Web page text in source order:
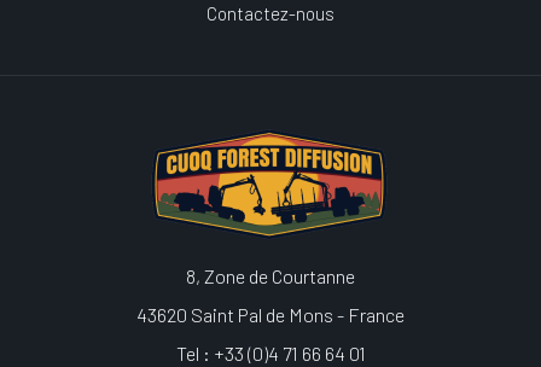
Contactez-nous
8, Zone de Courtanne
43620 Saint Pal de Mons - France
Tel : +33 (0)4 71 66 64 01